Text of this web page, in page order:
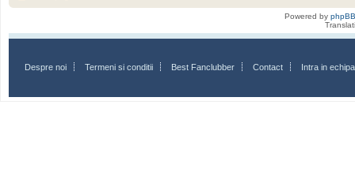
Powered by phpBB
Despre noi Termeni si conditii Best Fanclubber Contact Intra in